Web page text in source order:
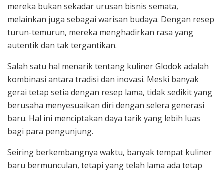
mereka bukan sekadar urusan bisnis semata,
melainkan juga sebagai warisan budaya. Dengan resep
turun-temurun, mereka menghadirkan rasa yang
autentik dan tak tergantikan.
Salah satu hal menarik tentang kuliner Glodok adalah
kombinasi antara tradisi dan inovasi. Meski banyak
gerai tetap setia dengan resep lama, tidak sedikit yang
berusaha menyesuaikan diri dengan selera generasi
baru. Hal ini menciptakan daya tarik yang lebih luas
bagi para pengunjung.
Seiring berkembangnya waktu, banyak tempat kuliner
baru bermunculan, tetapi yang telah lama ada tetap